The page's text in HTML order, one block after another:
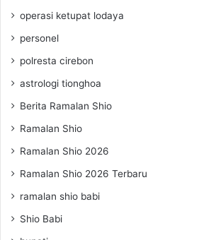
operasi ketupat lodaya
personel
polresta cirebon
astrologi tionghoa
Berita Ramalan Shio
Ramalan Shio
Ramalan Shio 2026
Ramalan Shio 2026 Terbaru
ramalan shio babi
Shio Babi